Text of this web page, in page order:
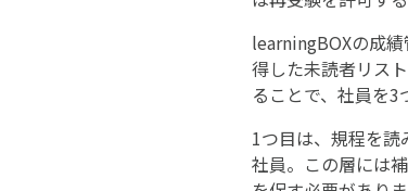
learningBOXの成
得した未読者リス
ることで、社員を3
1つ目は、規程を
社員。この層には